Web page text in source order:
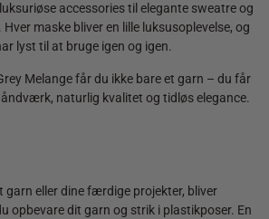
accessories til elegante sweatre og
maske bliver en lille luksusoplevelse, og
lyst til at bruge igen og igen.
Melange får du ikke bare et garn – du får
naturlig kvalitet og tidløs elegance.
garn eller dine færdige projekter, bliver
opbevare dit garn og strik i plastikposer. En